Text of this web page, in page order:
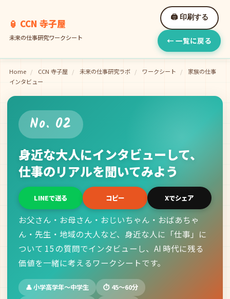
🏮 CCN 寺子屋
未来の仕事研究ワークシート
🖨️ 印刷する
← 一覧に戻る
Home / CCN 寺子屋 / 未来の仕事研究ラボ / ワークシート /
家族の仕事
インタビュー
No. 02
身近な大人にインタビューして、
仕事のリアルを聞いてみよう
LINEで送る コピー Xでシェア
お父さん・お母さん・おじいちゃん・おばあちゃ
ん・先生・地域の大人など、身近な人に「仕事」に
ついて 15 の質問でインタビューし、AI 時代に残る
価値を一緒に考えるワークシートです。
👤 小学高学年〜中学生
⏱️ 45〜60分